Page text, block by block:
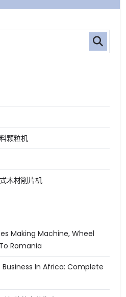
颗粒机
木材削片机
Making Machine, Wheel
Romania
In Africa: Complete